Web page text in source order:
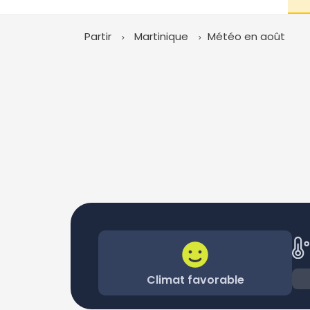
Partir Martinique Météo en août
Climat favorable